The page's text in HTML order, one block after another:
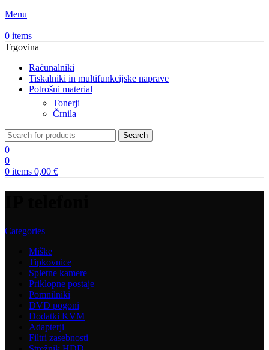
Menu
0 items
Trgovina
Računalniki
Tiskalniki in multifunkcijske naprave
Potrošni material
Tonerji
Črnila
Search
0
0
0 items 0,00 €
Categories
Miške
Tipkovnice
Spletne kamere
Priklopne postaje
Pomnilniki
DVD pogoni
Dodatki KVM
Adapterji
Filtri zasebnosti